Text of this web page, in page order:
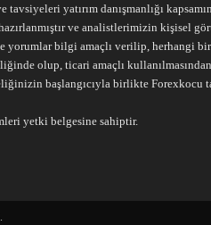
tavsiyeleri yatırım danışmanlığı
ve analistlerimizin kişisel
bilgi amaçlı verilip, herhangi
olup, ticari amaçlı
başlangıcıyla birlikte Forexkocu
yetki belgesine sahiptir.